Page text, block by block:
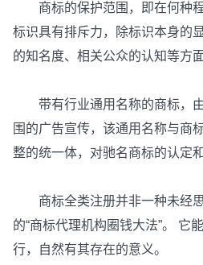
商标的保护范围，即在何种程
标识具有排斥力，除标识本身的
的知名度、相关公众的认知等方
带有行业通用名称的商标，由
围的广告宣传，该通用名称与商
整的统一体，对驰名商标的认定
商标全类注册并非一种未经思
的“商标代理机构圈钱大法”。 它
行，自然有其存在的意义。